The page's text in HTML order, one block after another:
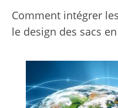
Comment intégrer
le design des sacs